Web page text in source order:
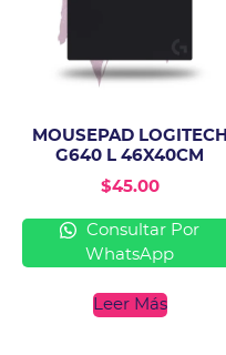
MOUSEPAD LOGITECH
G640 L 46X40CM
$45.00
Consultar Por
WhatsApp
Leer Más